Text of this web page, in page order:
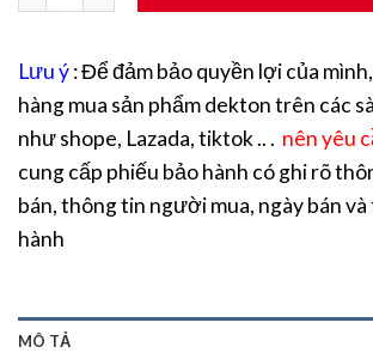
Lưu ý: Để đảm bảo quyền lợi của
hàng mua sản phẩm dekton trên các
như shope, Lazada, tiktok .. . nên yêu
cung cấp phiếu bảo hành có ghi rõ
bán, thông tin người mua, ngày bán
hành
MÔ TẢ